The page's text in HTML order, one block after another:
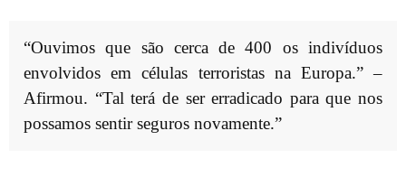
“Ouvimos que são cerca de 400 os indivíduos
envolvidos em células terroristas na Europa.” –
Afirmou. “Tal terá de ser erradicado para que nos
possamos sentir seguros novamente.”